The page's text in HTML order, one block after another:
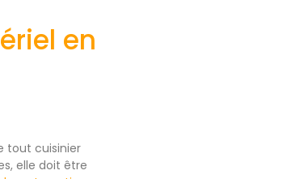
en
tout cuisinier
elle doit être